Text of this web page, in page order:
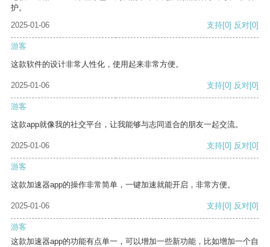
护。
2025-01-06
支持[0] 反对[0]
游客
这款软件的设计非常人性化，使用起来非常方便。
2025-01-06 支持[0] 反对[0]
游客
这款app就像我的社交平台，让我能够与志同道合的朋友一起交流。
2025-01-06 支持[0] 反对[0]
游客
这款加速器app的操作非常简单，一键加速就能开启，非常方便。
2025-01-06 支持[0] 反对[0]
游客
这款加速器app的功能有点单一，可以增加一些新功能，比如增加一个自